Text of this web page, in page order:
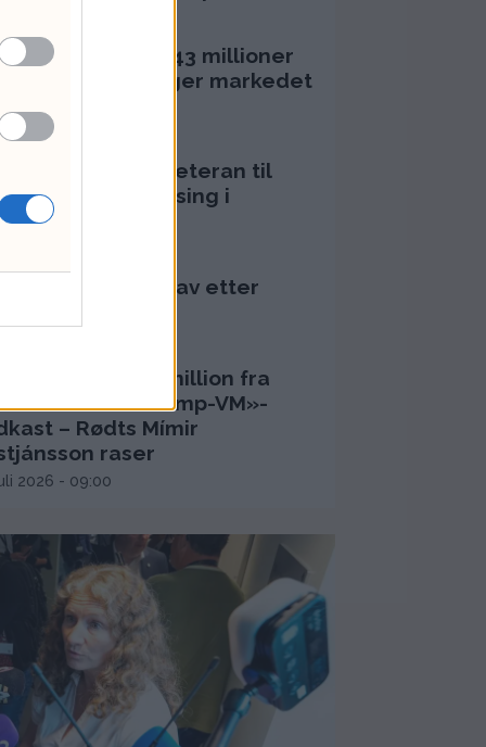
har brukt opp 143 millioner
olje – derfor følger markedet
2026 - 11:29
henter RNA-veteran til
før klinisk satsing i
aksje: Kan ta av etter
topp fikk kvart million fra
House for «Trump-VM»-
– Rødts Mímir
raser
2026 - 09:00